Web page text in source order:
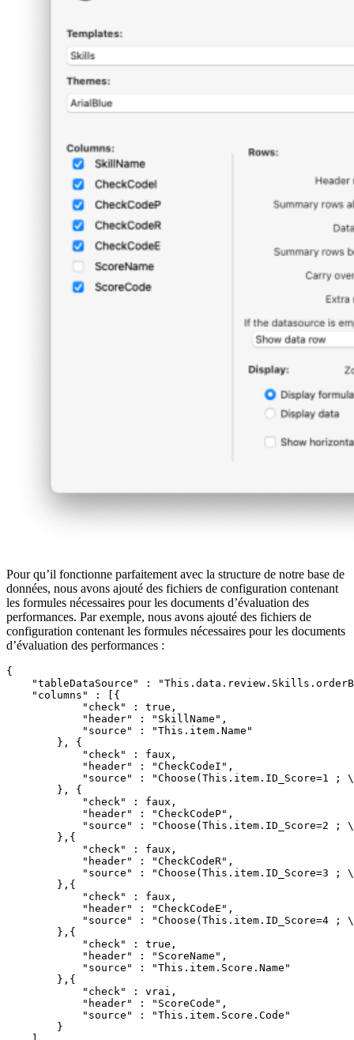
Pour qu’il fonctionne parfaitement avec la structure de notre base de
données, nous avons ajouté des fichiers de configuration contenant
les formules nécessaires pour les documents d’évaluation des
performances. Par exemple, nous avons ajouté des fichiers de
configuration contenant les formules nécessaires pour les documents
d’évaluation des performances :
{
"tableDataSource" :
    "columns" : [{
            "check" : true,
            "header" : "SkillName",
            "source" : "This.item.Name"
        }, {
            "check" : faux,
            "header" : "CheckCodeI",
"source" : "Choose(This.item.ID_Score=1 ;
        }, {
            "check" : faux,
            "header" : "CheckCodeP",
"source" : "Choose(This.item.ID_Score=2 ;
        },{
            "check" : faux,
            "header" : "CheckCodeR",
"source" : "Choose(This.item.ID_Score=3 ;
        },{
            "check" : faux,
            "header" : "CheckCodeE",
"source" : "Choose(This.item.ID_Score=4 ;
        },{
            "check" : true,
            "header" : "ScoreName",
            "source" : "This.item.Score.Name"
        },{
            "check" : vrai,
            "header" : "ScoreCode",
            "source" : "This.item.Score.Code"
        }